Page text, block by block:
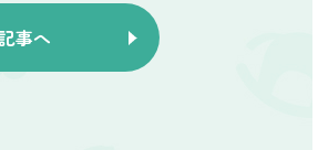
事へ